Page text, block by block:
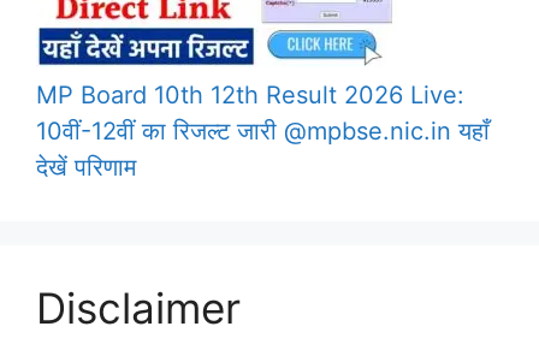
MP Board 10th 12th Result 2026 Live:
10वीं-12वीं का रिजल्ट जारी @mpbse.nic.in यहाँ
देखें परिणाम
Disclaimer